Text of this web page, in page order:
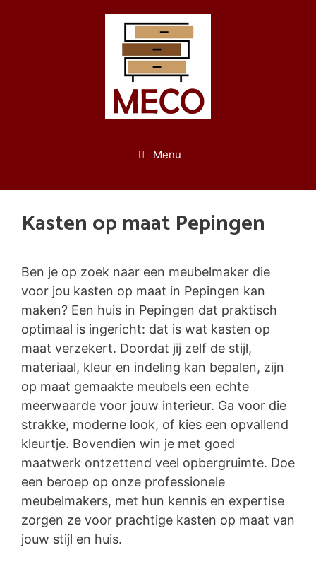
Menu
Kasten op maat Pepingen
Ben je op zoek naar een meubelmaker die
voor jou kasten op maat in Pepingen kan
maken? Een huis in Pepingen dat praktisch
optimaal is ingericht: dat is wat kasten op
maat verzekert. Doordat jij zelf de stijl,
materiaal, kleur en indeling kan bepalen, zijn
op maat gemaakte meubels een echte
meerwaarde voor jouw interieur. Ga voor die
strakke, moderne look, of kies een opvallend
kleurtje. Bovendien win je met goed
maatwerk ontzettend veel opbergruimte. Doe
een beroep op onze professionele
meubelmakers, met hun kennis en expertise
zorgen ze voor prachtige kasten op maat van
jouw stijl en huis.